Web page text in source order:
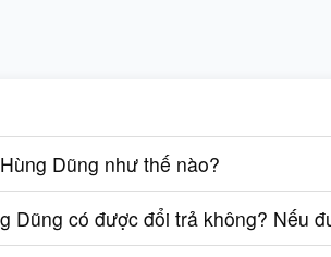
Dũng như thế nào?
Dũng có được đổi trả không? Nếu